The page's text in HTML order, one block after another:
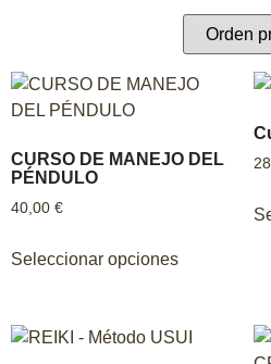
CURSO DE MANEJO DEL
PÉNDULO
40,00 €
Seleccionar opciones